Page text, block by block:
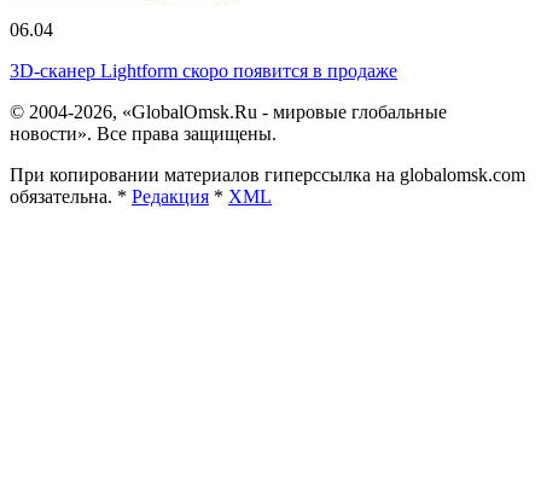
06.04
3D-сканер Lightform скоро появится в продаже
© 2004-2026, «GlobalOmsk.Ru - мировые глобальные
новости». Все права защищены.
При копировании материалов гиперссылка на globalomsk.com
обязательна. * Редакция * XML